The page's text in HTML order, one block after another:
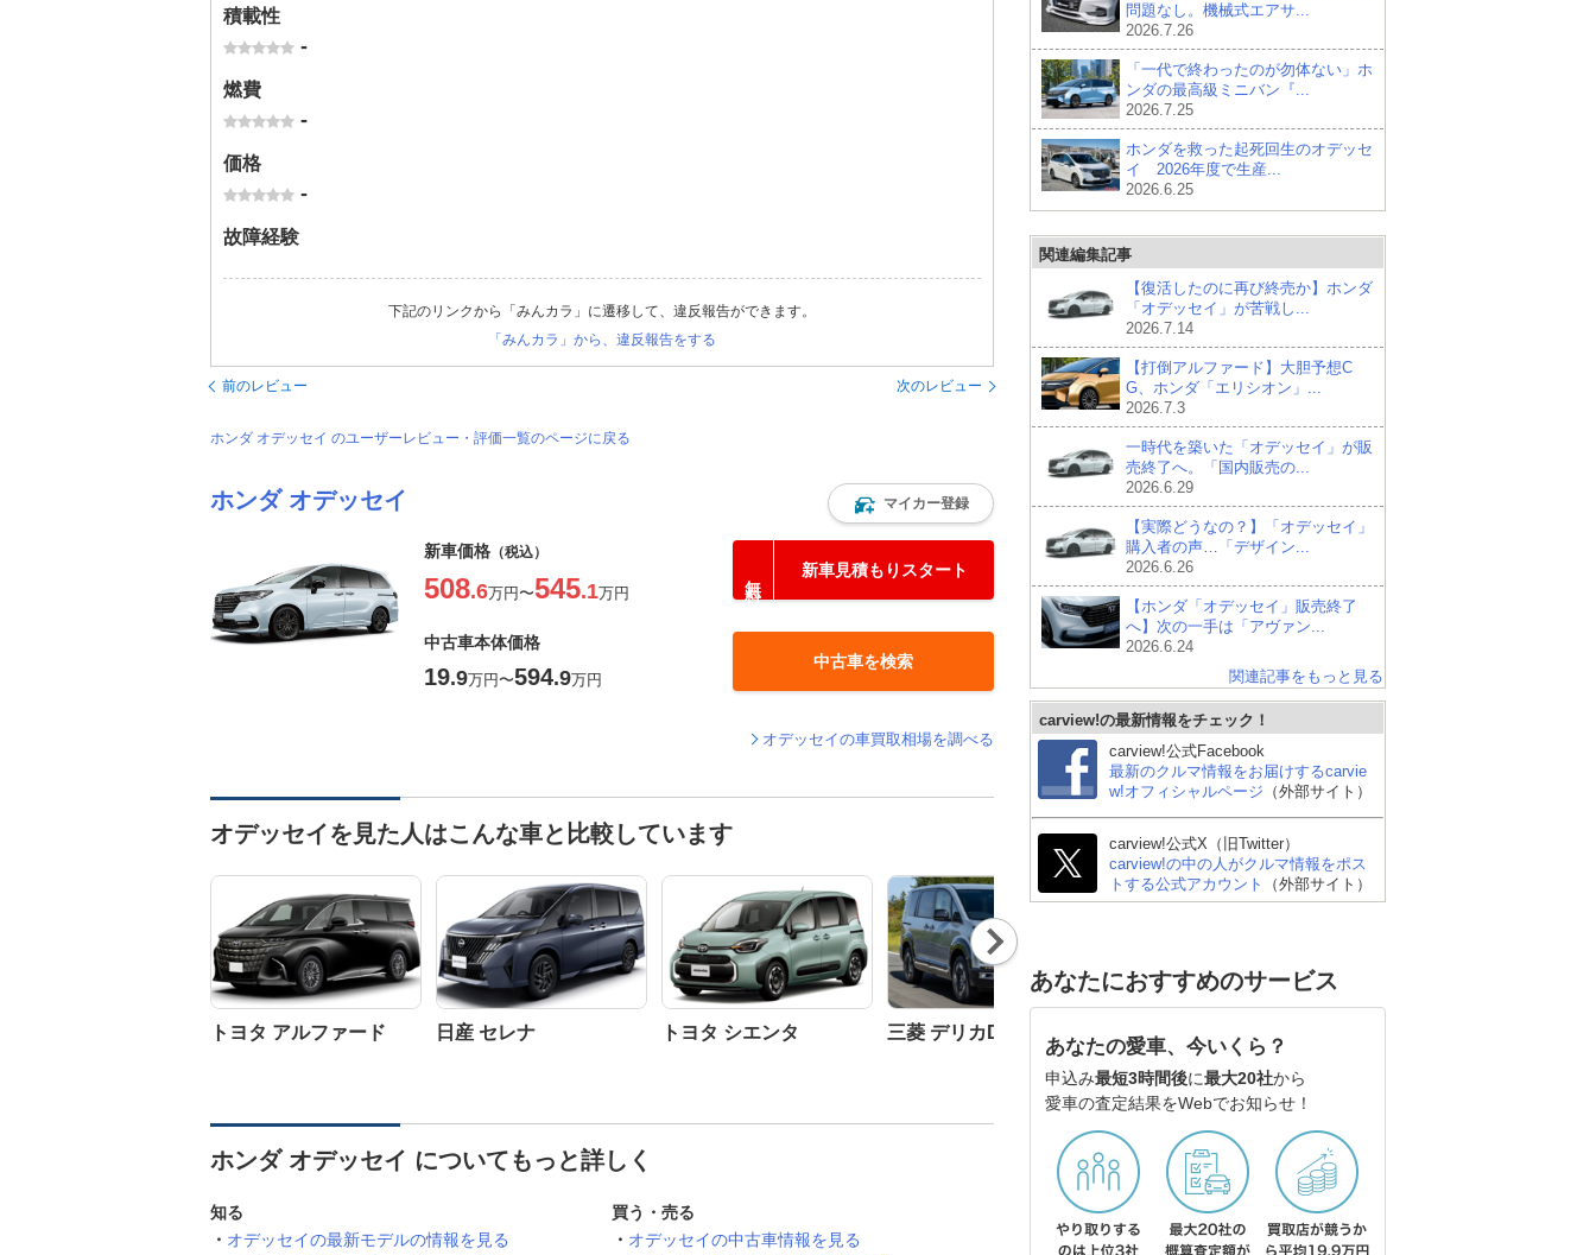
積載性
-
燃費
-
価格
-
故障経験
下記のリンクから「みんカラ」に遷移して、違反報告ができます。
「みんカラ」から、違反報告をする
前のレビュー 次のレビュー
ホンダ オデッセイ のユーザーレビュー・評価一覧のページに戻る
ホンダ オデッセイ マイカー登録
新車価格 （税込）
508.6万円〜545.1万円
新車見積もりスタート
中古車本体価格
19.9万円〜594.9万円
中古車を検索
オデッセイの車買取相場を調べる
オデッセイを見た人はこんな車と比較しています
トヨタ アルファード 日産 セレナ トヨタ シエンタ 三菱 デリカD:5 日産 エルグランド
Nex
t
ホンダ オデッセイ についてもっと詳しく
知る
オデッセイの最新モデルの情報を見る
買う・売る
オデッセイの中古車情報を見る
問題なし。機械式エアサ...
2026.7.26
「一代で終わったのが勿体ない」ホ
ンダの最高級ミニバン『...
2026.7.25
ホンダを救った起死回生のオデッセ
イ 2026年度で生産...
2026.6.25
関連編集記事
【復活したのに再び終売か】ホンダ
「オデッセイ」が苦戦し...
2026.7.14
【打倒アルファード】大胆予想C
G、ホンダ「エリシオン」...
2026.7.3
一時代を築いた「オデッセイ」が販
売終了へ。「国内販売の...
2026.6.29
【実際どうなの？】「オデッセイ」
購入者の声…「デザイン...
2026.6.26
【ホンダ「オデッセイ」販売終了
へ】次の一手は「アヴァン...
2026.6.24
関連記事をもっと見る
carview!の最新情報をチェック！
carview!公式Facebook
最新のクルマ情報をお届けするcarvie
w!オフィシャルページ （外部サイト）
carview!公式X（旧Twitter）
carview!の中の人がクルマ情報をポス
トする公式アカウント
（外部サイト）
あなたにおすすめのサービス
あなたの愛車、今いくら？
申込み最短3時間後に最大20社から
愛車の査定結果をWebでお知らせ！